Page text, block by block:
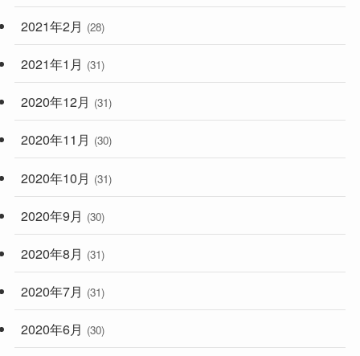
2021年2月 (28)
2021年1月 (31)
2020年12月 (31)
2020年11月 (30)
2020年10月 (31)
2020年9月 (30)
2020年8月 (31)
2020年7月 (31)
2020年6月 (30)